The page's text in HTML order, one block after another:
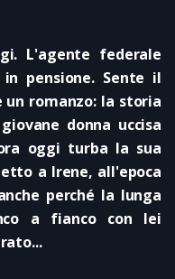
L'agente federale
pensione. Sente il
romanzo: la storia
donna uccisa
oggi turba la sua
a Irene, all'epoca
perché la lunga
a fianco con lei